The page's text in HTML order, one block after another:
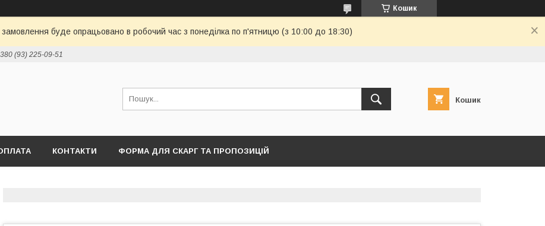
Кошик
буде опрацьовано в робочий час з понеділка по п'ятницю (з 10:00 до 18:30)
(93) 225-09-51
Кошик
КОНТАКТИ ФОРМА ДЛЯ СКАРГ ТА ПРОПОЗИЦІЙ